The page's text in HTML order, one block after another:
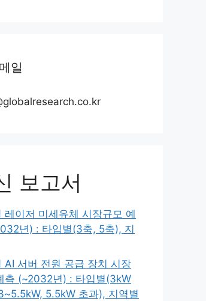
일
보고서
레이저 미세유체 시장규모 예
년) : 타입별(3축, 5축), 지
AI 서버 전원 공급 장치 시장
측 (~2032년) : 타입별(3kW
5.5kW 초과), 지역별